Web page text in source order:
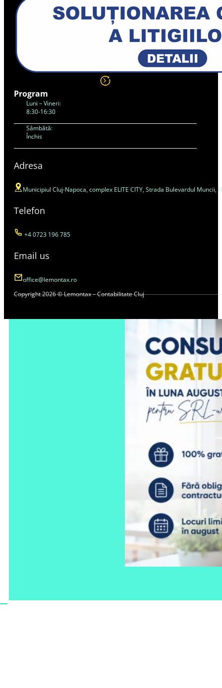
Program
Luni – Vineri:
8:30-16:30
Sâmbătă:
Închis
Adresa
Municipiul Cluj-Napoca, complex ELITE CITY, Strada Bulevardul Muncii,
Telefon
+4 0723 196 785
Email us
office@lemontax.ro
Copyright 2026 © Lemontax – Contabilitate Cluj